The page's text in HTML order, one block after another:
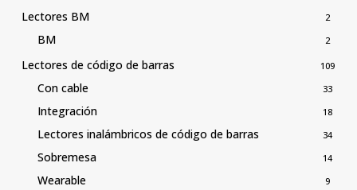
Lectores BM 2
BM 2
Lectores de código de barras 109
Con cable 33
Integración 18
Lectores inalámbricos de código de barras 34
Sobremesa 14
Wearable 9